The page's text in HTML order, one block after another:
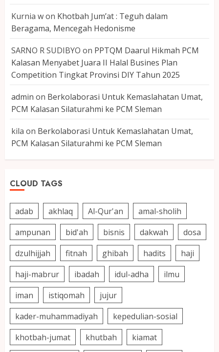
Kurnia won Khotbah Jum’at : Teguh dalam
Beragama, Mencegah Hedonisme
SARNO R SUDIBYO on PPTQM Daarul Hikmah PCM
Kalasan Menyabet Juara II Halal Busines Plan
Competition Tingkat Provinsi DIY Tahun 2025
admin on Berkolaborasi Untuk Kemaslahatan Umat,
PCM Kalasan Silaturahmi ke PCM Sleman
kila on Berkolaborasi Untuk Kemaslahatan Umat,
PCM Kalasan Silaturahmi ke PCM Sleman
CLOUD TAGS
adab akhlaq Al-Qur'an
amal-sholih
ampunan
bid'ah bisnis dakwah
dosa
dzulhijjah
fitnah ghibah hadits
haji
haji-mabrur
ibadah idul-adha
ilmu
iman
istiqomah
jujur
kader-muhammadiyah
kepedulian-sosial
khotbah-jumat
khutbah
kiamat